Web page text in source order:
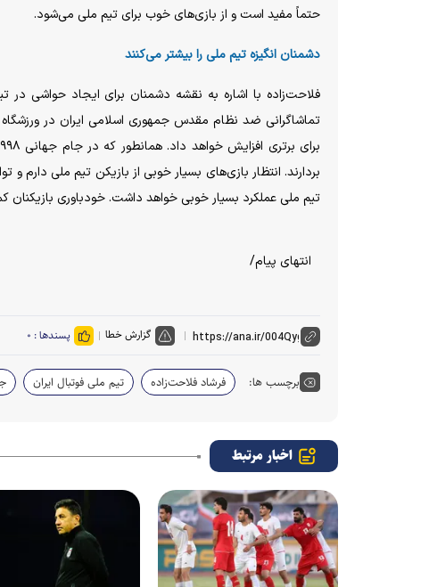
حتماً مفید است و از بازی‌های خوب برای تیم ملی می‌شود.
دشمنان انگیزه تیم ملی را بیشتر می‌کنند
فلاحت‌زاده با اشاره به نقشه دشمنان برای ایجاد حواشی
تماشاگرانی ضد نظام مقدس جمهوری اسلامی ایران در
بردارند. انتظار بازی‌های بسیار خوبی از بازیکن تیم ملی دارم
تیم ملی عملکرد بسیار خوبی خواهد داشت. خودباوری بازیکنان
انتهای پیام/
گزارش خطا پسندها : ۰
برچسب ها: فرشاد فلاحت‌زاده تیم ملی فوتبال ایران
اخبار مرتبط